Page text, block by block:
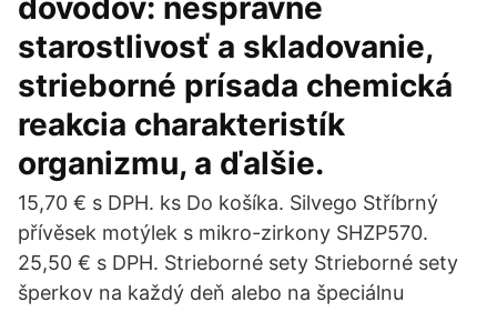
dôvodov: nesprávne
starostlivosť a skladovanie,
strieborné prísada chemická
reakcia charakteristík
organizmu, a ďalšie.
15,70 € s DPH. ks Do košíka. Silvego Stříbrný
přívěsek motýlek s mikro-zirkony SHZP570.
25,50 € s DPH. Strieborné sety Strieborné sety
šperkov na každý deň alebo na špeciálnu